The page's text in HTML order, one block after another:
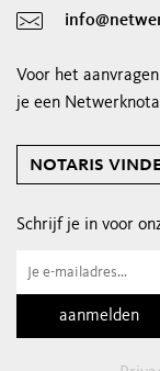
Voor het
je een
notaris
Schrijf je in voor